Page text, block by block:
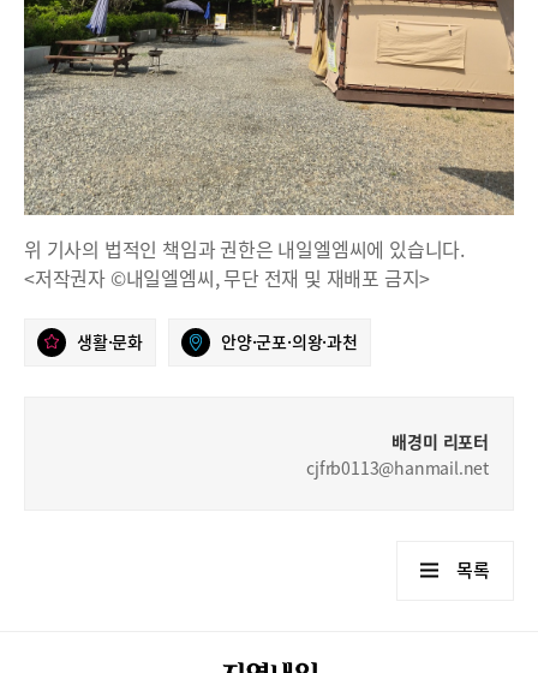
위 기사의 법적인 책임과 권한은 내일엘엠씨에 있습니다.
<저작권자 ©내일엘엠씨, 무단 전재 및 재배포 금지>
생활·문화 안양·군포·의왕·과천
배경미 리포터
cjfrb0113@hanmail.net
목록